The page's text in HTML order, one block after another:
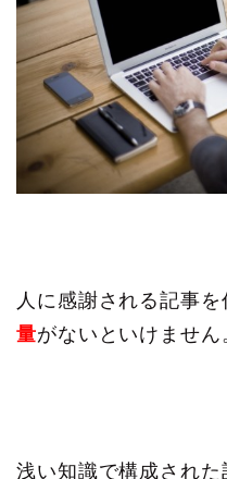
人に感謝される記事を
量がないといけません
浅い知識で構成され